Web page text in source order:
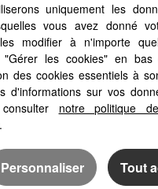
Logiciel immobilier
Création site internet immobilier
uniquement les
vous avez donné
modifier à n'importe
"Gérer les cookies" en
des cookies essentiels à
d'informations sur vos
notre politique
.
Personnaliser Tout